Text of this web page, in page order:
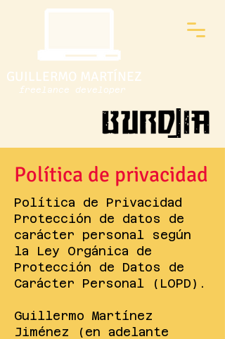
GUILLERMO MARTÍNEZ
freelance developer
Política de privacidad
Política de Privacidad
Protección de datos de
carácter personal según
la Ley Orgánica de
Protección de Datos de
Carácter Personal (LOPD).
Guillermo Martínez
Jiménez (en adelante